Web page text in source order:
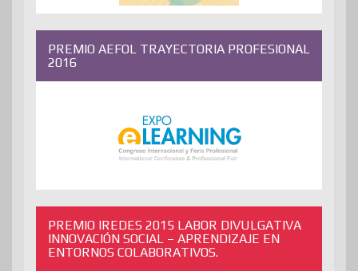
PREMIO AEFOL TRAYECTORIA PROFESIONAL
2016
PREMIO IREDES 2015 LABOR DIVULGATIVA
INNOVACIÓN SOCIAL – APRENDIZAJE EN
ENTORNOS COLABORATIVOS.